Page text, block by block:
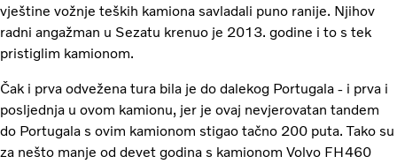
vještine vožnje teških kamiona savladali puno ranije. Njihov
radni angažman u Sezatu krenuo je 2013. godine i to s tek
pristiglim kamionom.
Čak i prva odvežena tura bila je do dalekog Portugala - i prva i
posljednja u ovom kamionu, jer je ovaj nevjerovatan tandem
do Portugala s ovim kamionom stigao tačno 200 puta. Tako su
za nešto manje od devet godina s kamionom Volvo FH460